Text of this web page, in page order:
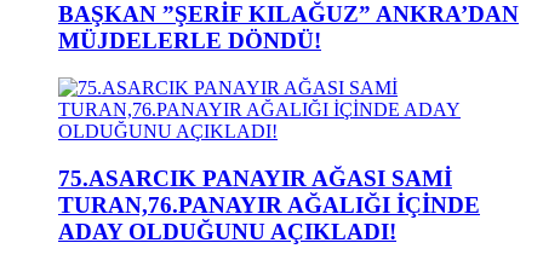
BAŞKAN ”ŞERİF KILAĞUZ” ANKRA’DAN
MÜJDELERLE DÖNDÜ!
75.ASARCIK PANAYIR AĞASI SAMİ
TURAN,76.PANAYIR AĞALIĞI İÇİNDE
ADAY OLDUĞUNU AÇIKLADI!